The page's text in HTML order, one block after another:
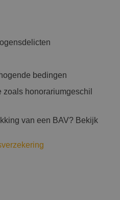
bedingen
honorariumgeschil
van een BAV? Bekijk